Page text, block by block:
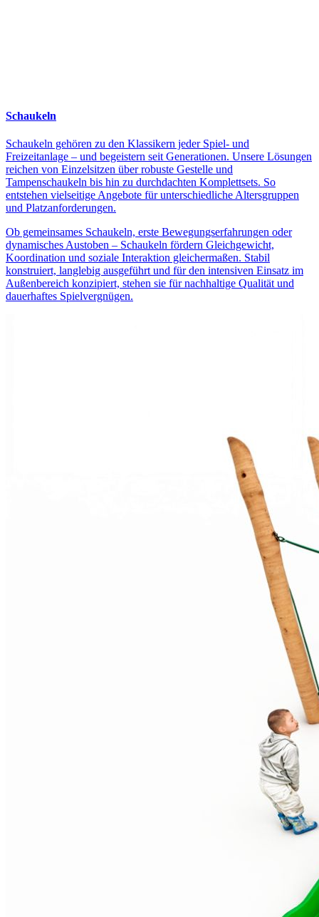
Schaukeln
Schaukeln gehören zu den Klassikern jeder Spiel- und
Freizeitanlage – und begeistern seit Generationen. Unsere Lösungen
reichen von Einzelsitzen über robuste Gestelle und
Tampenschaukeln bis hin zu durchdachten Komplettsets. So
entstehen vielseitige Angebote für unterschiedliche Altersgruppen
und Platzanforderungen.
Ob gemeinsames Schaukeln, erste Bewegungserfahrungen oder
dynamisches Austoben – Schaukeln fördern Gleichgewicht,
Koordination und soziale Interaktion gleichermaßen. Stabil
konstruiert, langlebig ausgeführt und für den intensiven Einsatz im
Außenbereich konzipiert, stehen sie für nachhaltige Qualität und
dauerhaftes Spielvergnügen.